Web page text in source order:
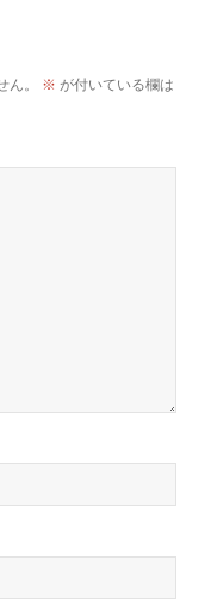
。 ※ が付いている欄は